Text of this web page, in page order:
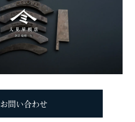
お問い合わせ